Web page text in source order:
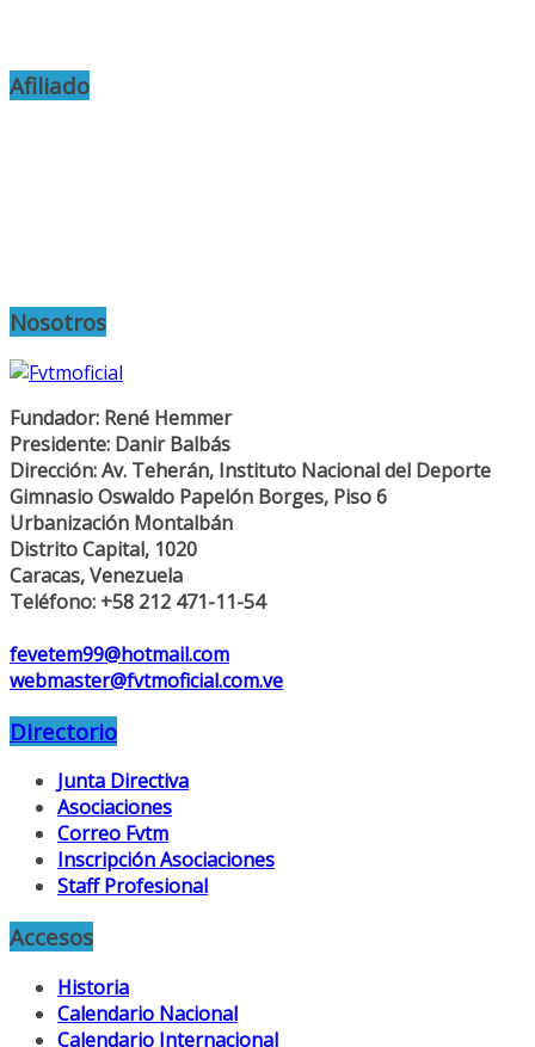
Afiliado
Nosotros
Fundador: René Hemmer
Presidente: Danir Balbás
Dirección: Av. Teherán, Instituto Nacional del Deporte
Gimnasio Oswaldo Papelón Borges, Piso 6
Urbanización Montalbán
Distrito Capital, 1020
Caracas, Venezuela
Teléfono: +58 212 471-11-54
fevetem99@hotmail.com
webmaster@fvtmoficial.com.ve
Directorio
Junta Directiva
Asociaciones
Correo Fvtm
Inscripción Asociaciones
Staff Profesional
Accesos
Historia
Calendario Nacional
Calendario Internacional